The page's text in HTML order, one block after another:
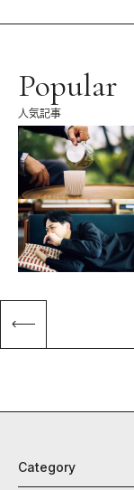
Popular
人気記事
Category